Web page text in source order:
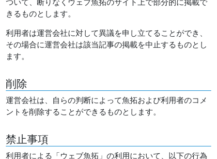
ついて、断りなくウェブ魚拓のサイト上で部分的に掲載で
きるものとします。
利用者は運営会社に対して異議を申し立てることができ、
その場合に運営会社は該当記事の掲載を中止するものとし
ます。
削除
運営会社は、自らの判断によって魚拓および利用者のコメ
ントを削除することができるものとします。
禁止事項
利用者による「ウェブ魚拓」の利用において、以下の行為